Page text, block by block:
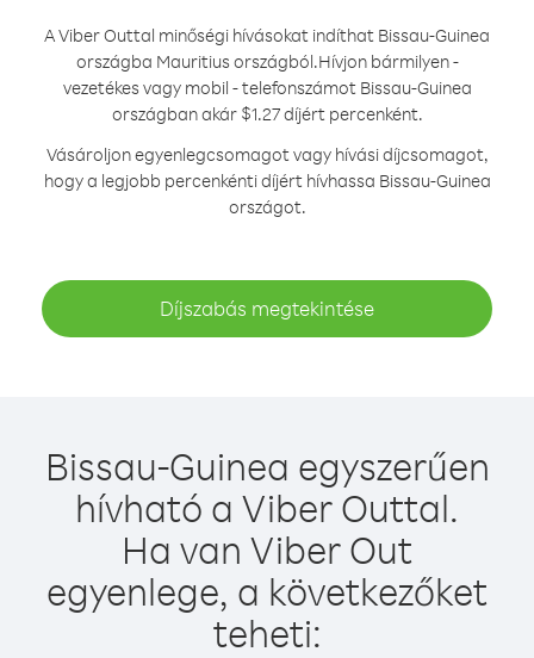
A Viber Outtal minőségi hívásokat indíthat Bissau-Guinea
országba Mauritius országból.Hívjon bármilyen -
vezetékes vagy mobil - telefonszámot Bissau-Guinea
országban akár $1.27 díjért percenként.
Vásároljon egyenlegcsomagot vagy hívási díjcsomagot,
hogy a legjobb percenkénti díjért hívhassa Bissau-Guinea
országot.
Díjszabás megtekintése
Bissau-Guinea egyszerűen
hívható a Viber Outtal.
Ha van Viber Out
egyenlege, a következőket
teheti: